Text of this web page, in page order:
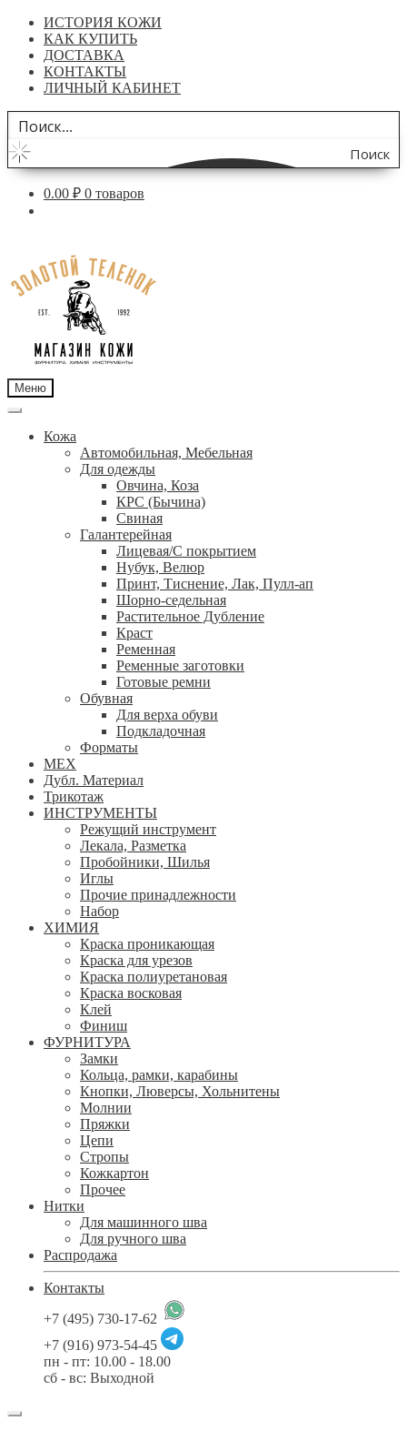
ИСТОРИЯ КОЖИ
КАК КУПИТЬ
ДОСТАВКА
КОНТАКТЫ
ЛИЧНЫЙ КАБИНЕТ
Поиск
по
0.00 ₽ 0 товаров
навигации
содержимому
Меню
Кожа
Автомобильная, Мебельная
Для одежды
Овчина, Коза
КРС (Бычина)
Свиная
Галантерейная
Лицевая/С покрытием
Нубук, Велюр
Принт, Тиснение, Лак, Пулл-ап
Шорно-седельная
Растительное Дубление
Краст
Ременная
Ременные заготовки
Готовые ремни
Обувная
Для верха обуви
Подкладочная
Форматы
МЕХ
Дубл. Материал
Трикотаж
ИНСТРУМЕНТЫ
Режущий инструмент
Лекала, Разметка
Пробойники, Шилья
Иглы
Прочие принадлежности
Набор
ХИМИЯ
Краска проникающая
Краска для урезов
Краска полиуретановая
Краска восковая
Клей
Финиш
ФУРНИТУРА
Замки
Кольца, рамки, карабины
Кнопки, Люверсы, Хольнитены
Молнии
Пряжки
Цепи
Стропы
Кожкартон
Прочее
Нитки
Для машинного шва
Для ручного шва
Распродажа
Контакты
+7 (495) 730-17-62
+7 (916) 973-54-45
пн - пт: 10.00 - 18.00
сб - вс: Выходной